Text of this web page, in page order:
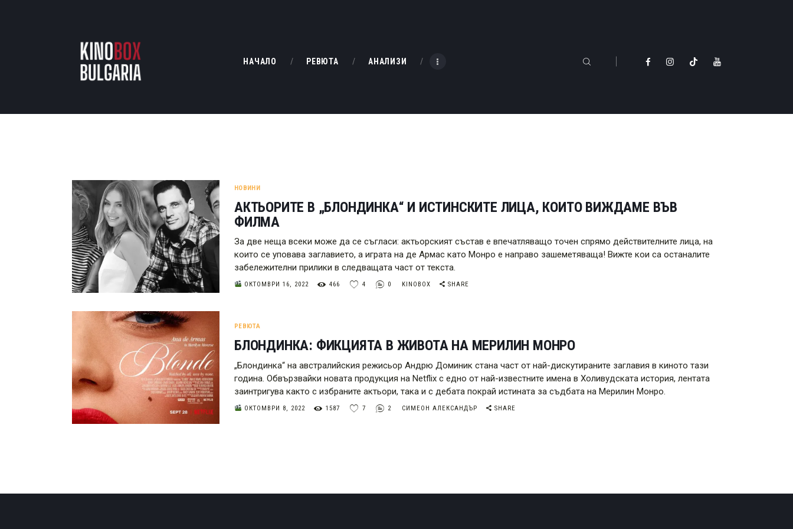
НАЧАЛО РЕВЮТА АНАЛИЗИ
РЕВЮТА
БАХТИ НАГРАДИТЕ
НОВИНИ
АКТЬОРИТЕ В „БЛОНДИНКА“ И ИСТИНСКИТЕ ЛИЦА, КОИТО ВИЖДАМЕ ВЪВ
ФИЛМА
За две неща всеки може да се съгласи: актьорският състав е впечатляващо точен спрямо действителните лица, на
които се уповава заглавието, а играта на де Армас като Монро е направо зашеметяваща! Вижте кои са останалите
забележителни прилики в следващата част от текста.
ОКТОМВРИ 16, 2022 466 4 0 KINOBOX SHARE
РЕВЮТА
БЛОНДИНКА: ФИКЦИЯТА В ЖИВОТА НА МЕРИЛИН МОНРО
„Блондинка“ на австралийския режисьор Андрю Доминик стана част от най-дискутираните заглавия в киното тази
година. Обвързвайки новата продукция на Netflix с едно от най-известните имена в Холивудската история, лентата
заинтригува както с избраните актьори, така и с дебата покрай истината за съдбата на Мерилин Монро.
ОКТОМВРИ 8, 2022 1587 7 2 СИМЕОН АЛЕКСАНДЪР SHARE